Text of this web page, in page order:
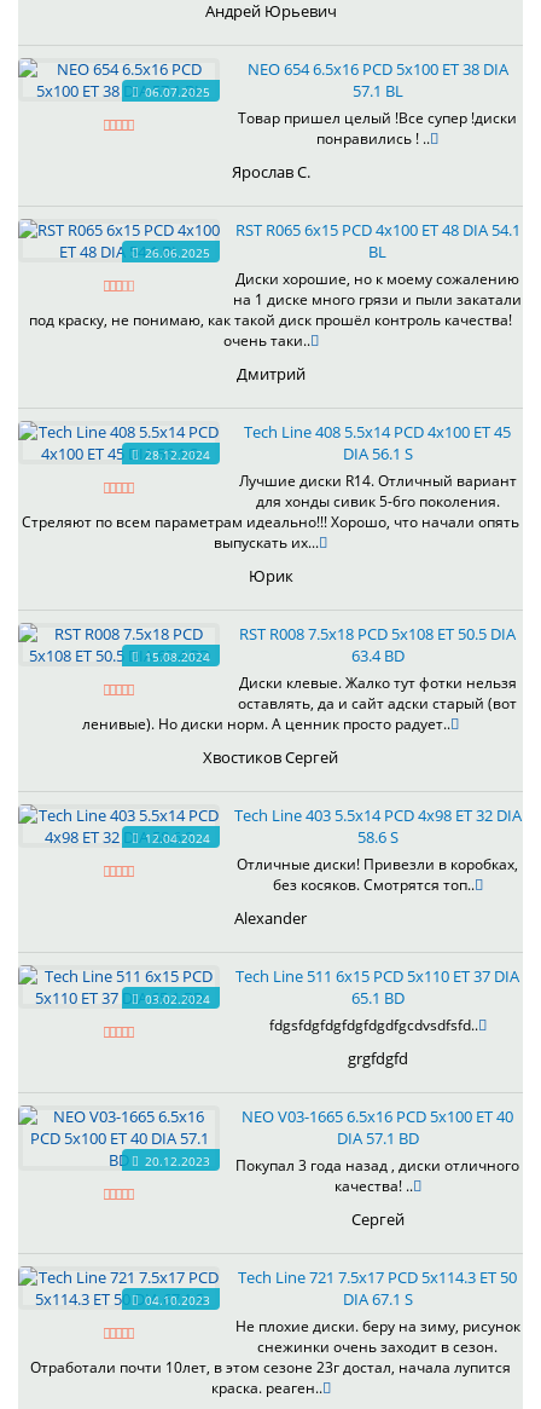
Андрей Юрьевич
06.07.2025
NEO 654 6.5x16 PCD 5x100 ET 38 DIA
57.1 BL
Товар пришел целый !Все супер !диски
понравились ! ..
Ярослав С.
26.06.2025
RST R065 6x15 PCD 4x100 ET 48 DIA 54.1
BL
Диски хорошие, но к моему сожалению
на 1 диске много грязи и пыли закатали
под краску, не понимаю, как такой диск прошёл контроль качества!
очень таки..
Дмитрий
28.12.2024
Tech Line 408 5.5x14 PCD 4x100 ET 45
DIA 56.1 S
Лучшие диски R14. Отличный вариант
для хонды сивик 5-6го поколения.
Стреляют по всем параметрам идеально!!! Хорошо, что начали опять
выпускать их...
Юрик
15.08.2024
RST R008 7.5x18 PCD 5x108 ET 50.5 DIA
63.4 BD
Диски клевые. Жалко тут фотки нельзя
оставлять, да и сайт адски старый (вот
ленивые). Но диски норм. А ценник просто радует..
Хвостиков Сергей
12.04.2024
Tech Line 403 5.5x14 PCD 4x98 ET 32 DIA
58.6 S
Отличные диски! Привезли в коробках,
без косяков. Смотрятся топ..
Alexander
03.02.2024
Tech Line 511 6x15 PCD 5x110 ET 37 DIA
65.1 BD
fdgsfdgfdgfdgfdgdfgcdvsdfsfd..
grgfdgfd
20.12.2023
NEO V03-1665 6.5x16 PCD 5x100 ET 40
DIA 57.1 BD
Покупал 3 года назад , диски отличного
качества! ..
Сергей
04.10.2023
Tech Line 721 7.5x17 PCD 5x114.3 ET 50
DIA 67.1 S
Не плохие диски. беру на зиму, рисунок
снежинки очень заходит в сезон.
Отработали почти 10лет, в этом сезоне 23г достал, начала лупится
краска. реаген..